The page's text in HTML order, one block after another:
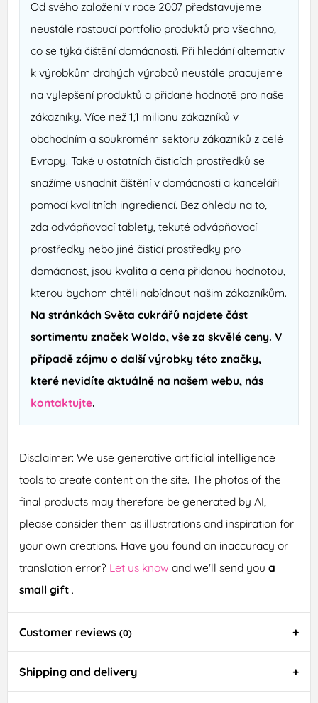
Od svého založení v roce 2007 představujeme
neustále rostoucí portfolio produktů pro všechno,
co se týká čištění domácnosti. Při hledání alternativ
k výrobkům drahých výrobců neustále pracujeme
na vylepšení produktů a přidané hodnotě pro naše
zákazníky. Více než 1,1 milionu zákazníků v
obchodním a soukromém sektoru zákazníků z celé
Evropy. Také u ostatních čisticích prostředků se
snažíme usnadnit čištění v domácnosti a kanceláři
pomocí kvalitních ingrediencí. Bez ohledu na to,
zda odvápňovací tablety, tekuté odvápňovací
prostředky nebo jiné čisticí prostředky pro
domácnost, jsou kvalita a cena přidanou hodnotou,
kterou bychom chtěli nabídnout našim zákazníkům.
Na stránkách Světa cukrářů najdete část
sortimentu značek Woldo, vše za skvělé ceny. V
případě zájmu o další výrobky této značky,
které nevidíte aktuálně na našem webu, nás
kontaktujte.
Disclaimer: We use generative artificial intelligence
tools to create content on the site. The photos of the
final products may therefore be generated by AI,
please consider them as illustrations and inspiration for
your own creations. Have you found an inaccuracy or
translation error? Let us know and we'll send you a
small gift .
Customer reviews (0)
Shipping and delivery